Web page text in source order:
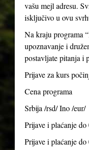
vašu mejl adresu.
isključivo u ovu
Na kraju programa
upoznavanje i
postavljate pitanja i
Prijave za kurs
Cena programa
Srbija /rsd/ Ino /eur/
Prijave i plaćanje
Prijave i plaćanje